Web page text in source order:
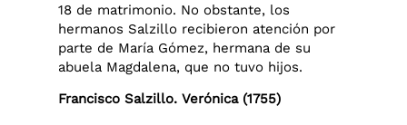
18 de matrimonio. No obstante, los
hermanos Salzillo recibieron atención por
parte de María Gómez, hermana de su
abuela Magdalena, que no tuvo hijos.
Francisco Salzillo. Verónica (1755)